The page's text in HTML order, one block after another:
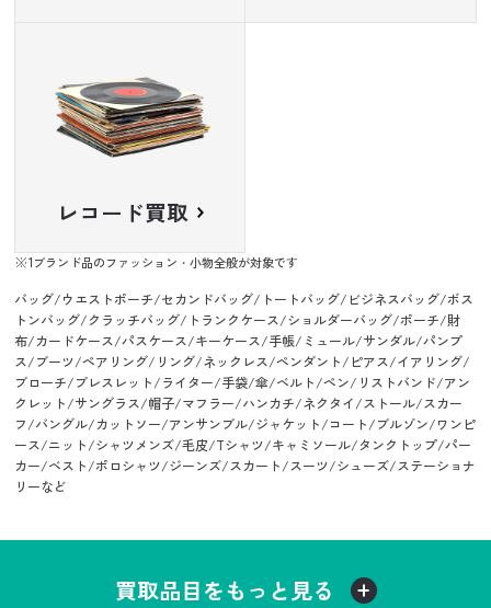
レコード買取
ブランド品のファッション・小物全般が対象です
バッグ/ウエストポーチ/セカンドバッグ/トートバッグ/ビジネスバッグ/ボス
トンバッグ/クラッチバッグ/トランクケース/ショルダーバッグ/ポーチ/財
布/カードケース/パスケース/キーケース/手帳/ミュール/サンダル/パンプ
ス/ブーツ/ペアリング/リング/ネックレス/ペンダント/ピアス/イアリング/
ブローチ/ブレスレット/ライター/手袋/傘/ベルト/ペン/リストバンド/アン
クレット/サングラス/帽子/マフラー/ハンカチ/ネクタイ/ストール/スカー
フ/バングル/カットソー/アンサンブル/ジャケット/コート/ブルゾン/ワンピ
ース/ニット/シャツメンズ/毛皮/Tシャツ/キャミソール/タンクトップ/パー
カー/ベスト/ポロシャツ/ジーンズ/スカート/スーツ/シューズ/ステーショナ
リーなど
買取品目をもっと見る